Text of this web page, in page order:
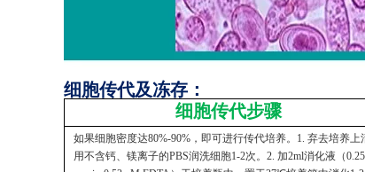
细胞传代及冻存：
细胞传代步骤
如果细胞密度达80%-90%，即可进行传代培养。1. 弃去培养上
用不含钙、镁离子的PBS润洗细胞1-2次。2. 加2ml消化液（